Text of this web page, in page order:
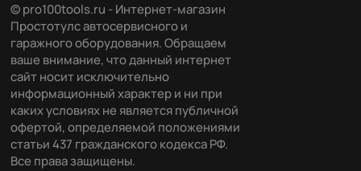
© pro100tools.ru - Интернет-магазин
Простотулс автосервисного и
гаражного оборудования. Обращаем
ваше внимание, что данный интернет
сайт носит исключительно
информационный характер и ни при
каких условиях не является публичной
офертой, определяемой положениями
статьи 437 гражданского кодекса РФ.
Все права защищены.